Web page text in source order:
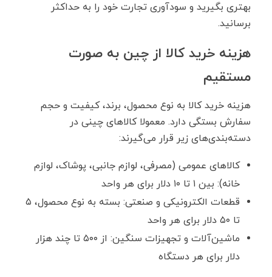
بهتری بگیرید و سودآوری تجارت خود را به حداکثر
برسانید.
هزینه خرید کالا از چین به صورت
مستقیم
هزینه خرید کالا به نوع محصول، برند، کیفیت و حجم
سفارش بستگی دارد. معمولا کالاهای چینی در
دسته‌بندی‌های زیر قرار می‌گیرند:
کالاهای عمومی (مصرفی، لوازم جانبی، پوشاک، لوازم
خانه): بین ۱ تا ۱۰ دلار برای هر واحد
قطعات الکترونیکی و صنعتی: بسته به نوع محصول، ۵
تا ۵۰ دلار برای هر واحد
ماشین‌آلات و تجهیزات سنگین: از ۵۰۰ تا چند هزار
دلار برای هر دستگاه